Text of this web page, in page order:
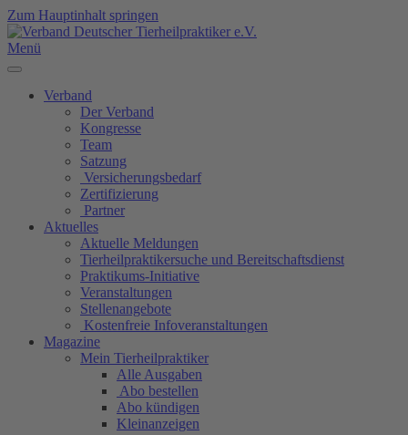
Zum Hauptinhalt springen
Menü
Verband
Der Verband
Kongresse
Team
Satzung
Versicherungsbedarf
Zertifizierung
Partner
Aktuelles
Aktuelle Meldungen
Tierheilpraktikersuche und Bereitschaftsdienst
Praktikums-Initiative
Veranstaltungen
Stellenangebote
Kostenfreie Infoveranstaltungen
Magazine
Mein Tierheilpraktiker
Alle Ausgaben
Abo bestellen
Abo kündigen
Kleinanzeigen